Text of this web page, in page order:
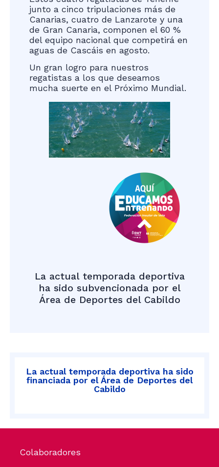
junto a cinco tripulaciones más de
Canarias, cuatro de Lanzarote y una
de Gran Canaria, componen el 60 %
del equipo nacional que competirá en
aguas de Cascáis en agosto.
Un gran logro para nuestros
regatistas a los que deseamos
mucha suerte en el Próximo Mundial.
La actual temporada deportiva
ha sido subvencionada por el
Área de Deportes del Cabildo
La actual temporada deportiva ha sido
financiada por el Área de Deportes del
Cabildo
Colaboradores